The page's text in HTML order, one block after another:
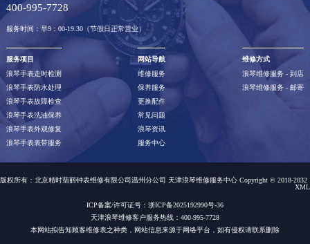
400-995-7728
服务时间：早9：00-19:30（节假日正常营业）
服务项目
浪琴手表走时检测
浪琴手表防水处理
浪琴手表故障检查
浪琴手表洗油保养
浪琴手表外观修复
浪琴手表表带服务
网站导航
维修服务
保养服务
更换配件
常见问题
浪琴资讯
服务中心
维修方式
浪琴维修服务 - 到店
浪琴维修服务 - 邮寄
版权所有：北京精时翡丽钟表维修有限公司温州分公司 天津浪琴维修服务中心 Copyright © 2018-2032
XML
ICP备案/许可证号：浙ICP备2025192990号-36
天津浪琴维修客户服务热线：400-995-7728
本网站拟告知顾客维修表之种类，网站信息来源于网络平台，如有侵权请联系删除